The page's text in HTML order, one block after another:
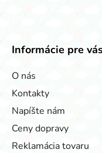
Informácie pre
O nás
Kontakty
Napíšte nám
Ceny dopravy
Reklamácia tovaru